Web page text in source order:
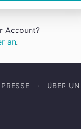
Account?
an.
PRESSE ÜBER